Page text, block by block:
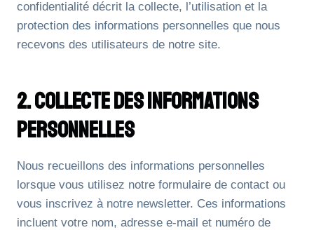
confidentialité décrit la collecte, l’utilisation et la
protection des informations personnelles que nous
recevons des utilisateurs de notre site.
2. Collecte Des Informations
Personnelles
Nous recueillons des informations personnelles
lorsque vous utilisez notre formulaire de contact ou
vous inscrivez à notre newsletter. Ces informations
incluent votre nom, adresse e-mail et numéro de